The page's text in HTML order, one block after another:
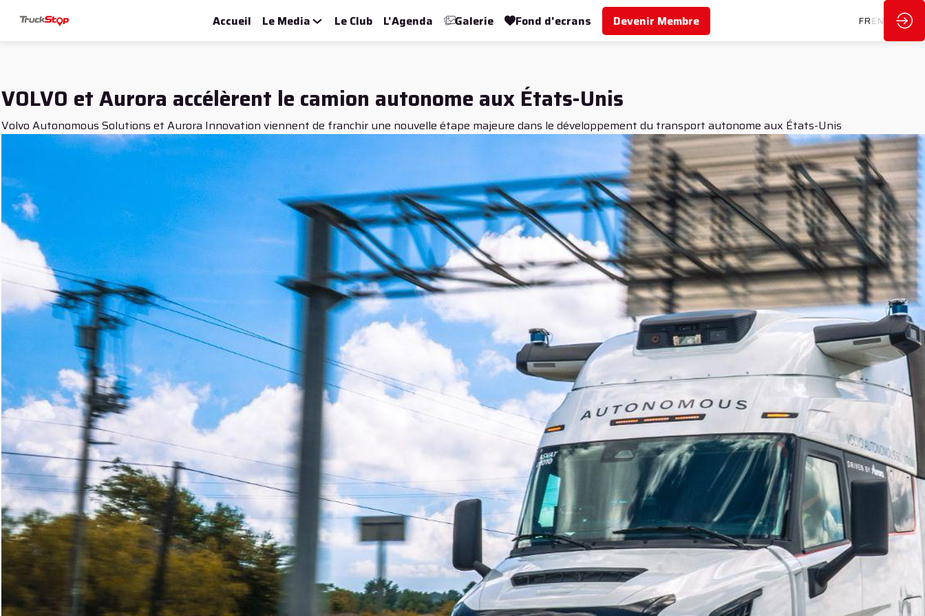
Accueil Le Media Le Club L'Agenda Galerie Fond d'ecrans Devenir Membre FREN
VOLVO et Aurora accélèrent le camion autonome aux États-Unis
Volvo Autonomous Solutions et Aurora Innovation viennent de franchir une nouvelle étape majeure dans le développement du transport autonome aux États-Unis